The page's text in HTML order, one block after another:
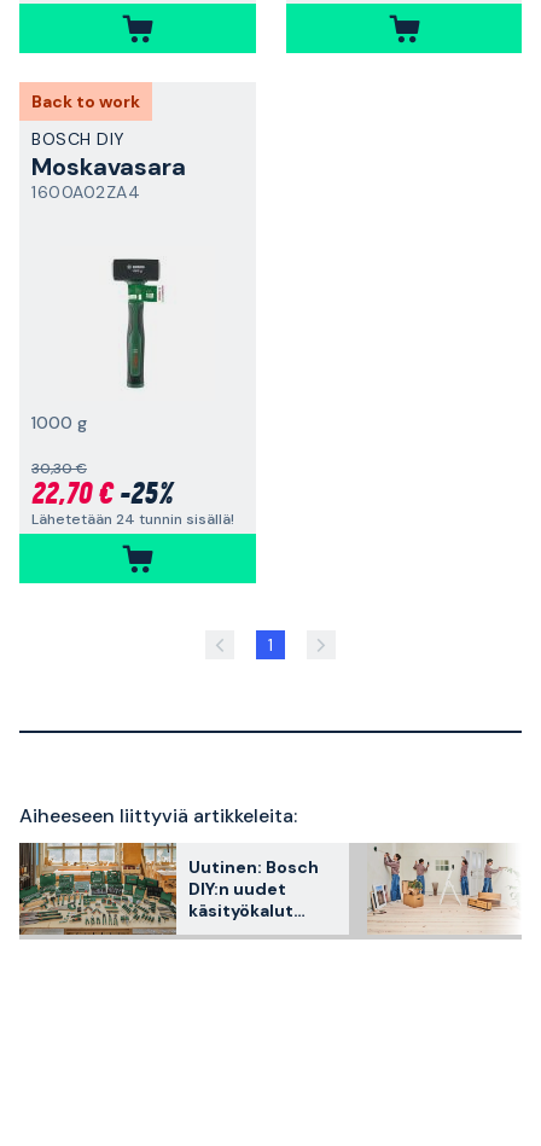
Back to work
BOSCH DIY
Moskavasara
1600A02ZA4
1000 g
30,30 €
22,70 €-25%
Lähetetään 24 tunnin sisällä!
1
Aiheeseen liittyviä artikkeleita:
Uutinen: Bosch
DIY:n uudet
käsityökalut
keskittyvät